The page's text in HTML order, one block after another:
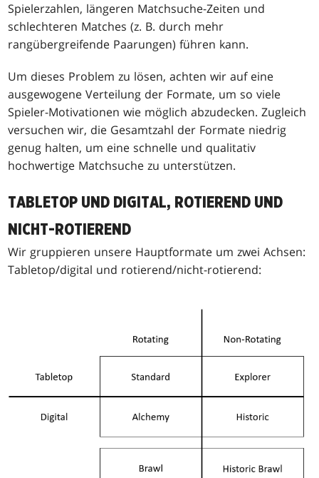
Spielerzahlen, längeren Matchsuche-Zeiten und
schlechteren Matches (z. B. durch mehr
rangübergreifende Paarungen) führen kann.
Um dieses Problem zu lösen, achten wir auf eine
ausgewogene Verteilung der Formate, um so viele
Spieler-Motivationen wie möglich abzudecken. Zugleich
versuchen wir, die Gesamtzahl der Formate niedrig
genug halten, um eine schnelle und qualitativ
hochwertige Matchsuche zu unterstützen.
TABLETOP UND DIGITAL, ROTIEREND UND
NICHT-ROTIEREND
Wir gruppieren unsere Hauptformate um zwei Achsen:
Tabletop/digital und rotierend/nicht-rotierend: